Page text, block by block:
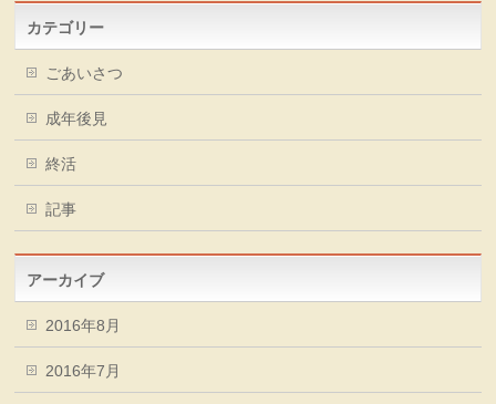
カテゴリー
ごあいさつ
成年後見
終活
記事
アーカイブ
2016年8月
2016年7月